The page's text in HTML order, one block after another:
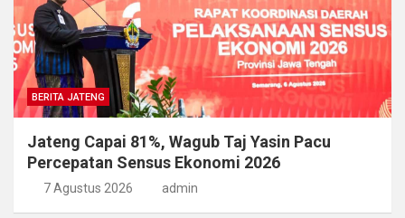
BERITA JATENG
Jateng Capai 81%, Wagub Taj Yasin Pacu
Percepatan Sensus Ekonomi 2026
7 Agustus 2026 admin